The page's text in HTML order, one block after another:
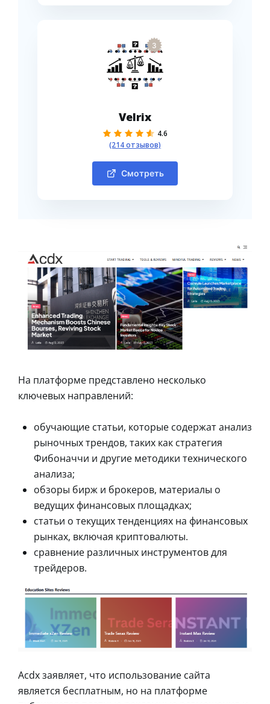
3
Velrix
4.6
(214 отзывов)
Смотреть
На платформе представлено несколько
ключевых направлений:
обучающие статьи, которые содержат анализ
рыночных трендов, таких как стратегия
Фибоначчи и другие методики технического
анализа;
обзоры бирж и брокеров, материалы о
ведущих финансовых площадках;
статьи о текущих тенденциях на финансовых
рынках, включая криптовалюты.
сравнение различных инструментов для
трейдеров.
Acdx заявляет, что использование сайта
является бесплатным, но на платформе